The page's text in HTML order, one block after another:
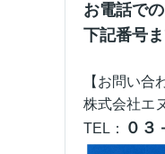
お電話で
下記番号
【お問い合
株式会社エ
TEL：
０３